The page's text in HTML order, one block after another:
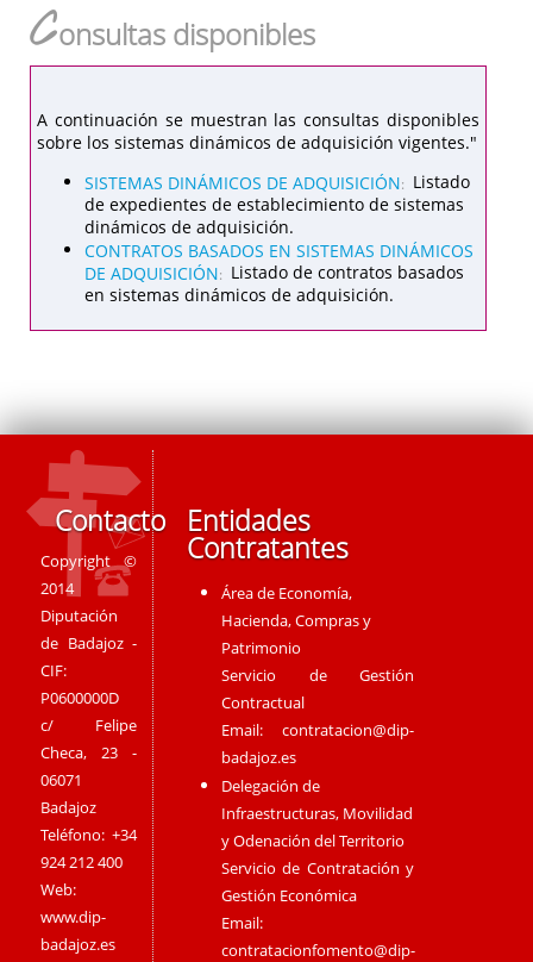
Consultas disponibles
A continuación se muestran las consultas disponibles
sobre los sistemas dinámicos de adquisición vigentes."
SISTEMAS DINÁMICOS DE ADQUISICIÓN: Listado
de expedientes de establecimiento de sistemas
dinámicos de adquisición.
CONTRATOS BASADOS EN SISTEMAS DINÁMICOS
DE ADQUISICIÓN: Listado de contratos basados
en sistemas dinámicos de adquisición.
Contacto
Copyright ©
2014
Diputación
de Badajoz -
CIF:
P0600000D
c/ Felipe
Checa, 23 -
06071
Badajoz
Teléfono: +34
924 212 400
Web:
www.dip-
badajoz.es
Entidades
Contratantes
Área de Economía,
Hacienda, Compras y
Patrimonio
Servicio de Gestión
Contractual
Email:contratacion@dip-
badajoz.es
Delegación de
Infraestructuras, Movilidad
y Odenación del Territorio
Servicio de Contratación y
Gestión Económica
Email:
contratacionfomento@dip-